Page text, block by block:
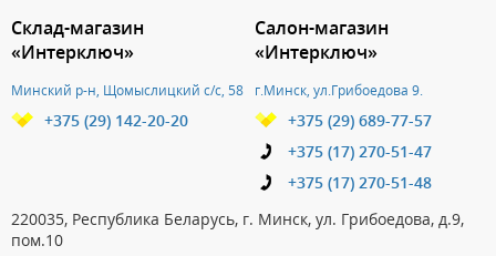
Склад-магазин
«Интерключ»
Минский р-н, Щомыслицкий с/с, 58
+375 (29) 142-20-20
Салон-магазин
«Интерключ»
г.Минск, ул.Грибоедова 9.
+375 (29) 689-77-57
+375 (17) 270-51-47
+375 (17) 270-51-48
220035, Республика Беларусь, г. Минск, ул. Грибоедова, д.9,
пом.10